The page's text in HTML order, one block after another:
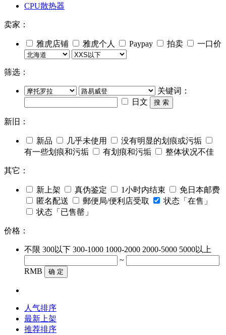
CPU散热器
卖家：
雅虎店铺 雅虎个人 Paypay 拍卖 一口价
筛选：
关键词：
日文
搜 索
新旧：
新品 几乎未使用
没有明显的划痕或污垢
有一些划痕和污垢
有划痕和污垢 整体状况不佳
其它：
新上架 真伪鉴定 1小时内结束
免日本邮费
匿名配送
郵便局/便利店受取
状态「在售」
状态「已售罄」
价格：
不限 300以下 300-1000 1000-2000 2000-5000 5000以上
~
RMB
确 定
人气排序
最新上架
推荐排序